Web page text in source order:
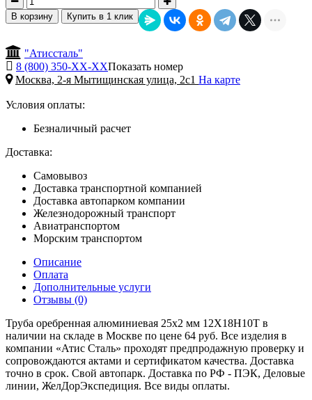
В корзину Купить в 1 клик
"Атиссталь"
8 (800) 350-ХХ-ХХПоказать номер
Москва, 2-я Мытищинская улица, 2с1 На карте
Условия оплаты:
Безналичный расчет
Доставка:
Самовывоз
Доставка транспортной компанией
Доставка автопарком компании
Железнодорожный транспорт
Авиатранспортом
Морским транспортом
Описание
Оплата
Дополнительные услуги
Отзывы (0)
Труба оребренная алюминиевая 25x2 мм 12Х18Н10Т в
наличии на складе в Москве по цене 64 руб. Все изделия в
компании «Атис Сталь» проходят предпродажную проверку и
сопровождаются актами и сертификатом качества. Доставка
точно в срок. Свой автопарк. Доставка по РФ - ПЭК, Деловые
линии, ЖелДорЭкспедиция. Все виды оплаты.